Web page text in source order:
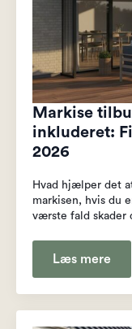
Markise
inkluderet:
2026
Hvad hjælper det
markisen, hvis du
værste fald skader
Læs mere